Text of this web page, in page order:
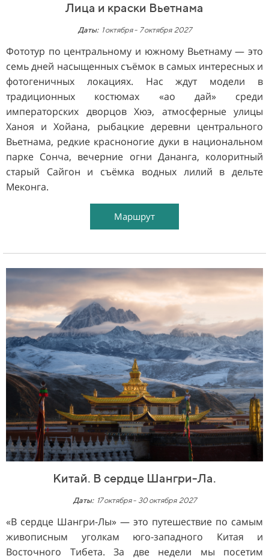
Лица и краски Вьетнама
Даты: 1 октября- 7 октября 2027
Фототур по центральному и южному Вьетнаму — это
семь дней насыщенных съёмок в самых интересных и
фотогеничных локациях. Нас ждут модели в
традиционных костюмах «ао дай» среди
императорских дворцов Хюэ, атмосферные улицы
Ханоя и Хойана, рыбацкие деревни центрального
Вьетнама, редкие красноногие дуки в национальном
парке Сонча, вечерние огни Дананга, колоритный
старый Сайгон и съёмка водных лилий в дельте
Меконга.
Маршрут
Китай. В сердце Шангри-Ла.
Даты: 17 октября- 30 октября 2027
«В сердце Шангри-Лы» — это путешествие по самым
живописным уголкам юго-западного Китая и
Восточного Тибета. За две недели мы посетим